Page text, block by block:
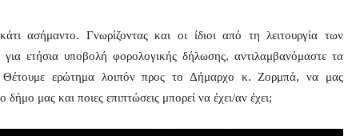
ασήμαντο. Γνωρίζοντας και οι ίδιοι από τη λειτουργία των
ετήσια υποβολή φορολογικής δήλωσης, αντιλαμβανόμαστε τα
ερώτημα λοιπόν προς το Δήμαρχο κ. Ζορμπά, να μας
δήμο μας και ποιες επιπτώσεις μπορεί να έχει/αν έχει;